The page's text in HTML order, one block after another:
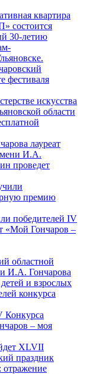
квартира
состоится
30-летию
фестиваля
искусства
области
лауреат
И.А.
проведет
премию
победителей IV
«Мой Гончаров –
областной
И.А. Гончарова
и взрослых
конкурса
Конкурса
– моя
XLVII
праздник
отражение